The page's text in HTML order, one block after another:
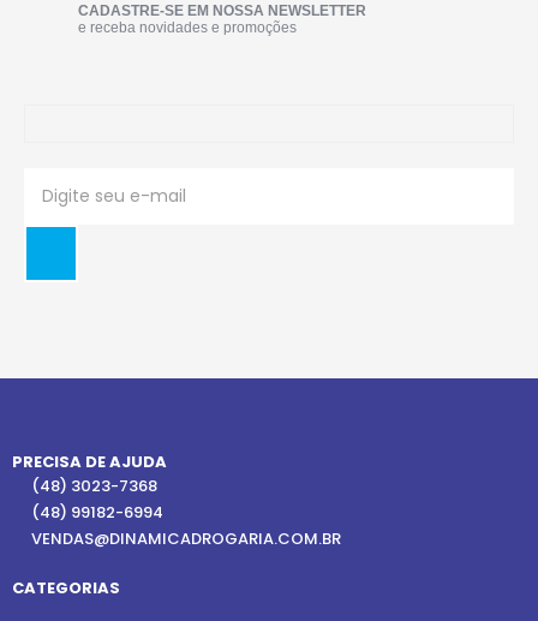
CADASTRE-SE EM NOSSA NEWSLETTER
e receba novidades e promoções
PRECISA DE AJUDA
(48) 3023-7368
(48) 99182-6994
VENDAS@DINAMICADROGARIA.COM.BR
CATEGORIAS